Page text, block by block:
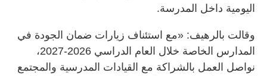
اليومية داخل المدرسة.
وقالت بالرهيف: «مع استئناف زيارات ضمان الجودة في
المدارس الخاصة خلال العام الدراسي 2026-2027،
نواصل العمل بالشراكة مع القيادات المدرسية والمجتمع